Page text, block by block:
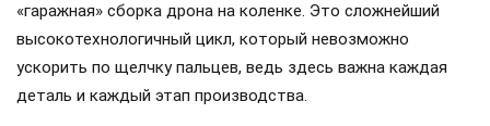
«гаражная» сборка дрона на коленке. Это сложнейший
высокотехнологичный цикл, который невозможно
ускорить по щелчку пальцев, ведь здесь важна каждая
деталь и каждый этап производства.